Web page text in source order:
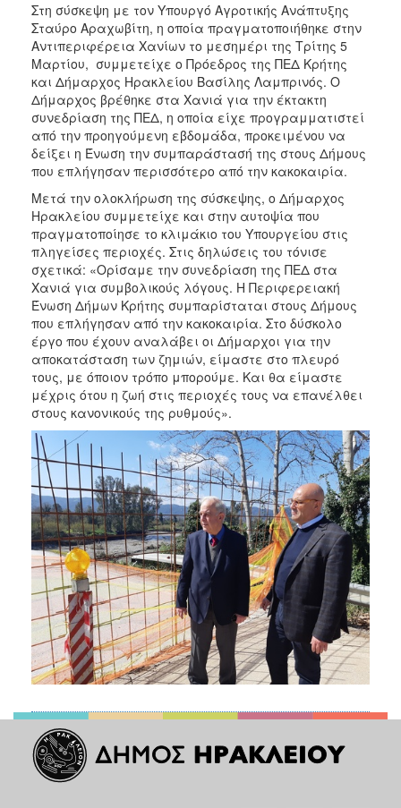
Στη σύσκεψη με τον Υπουργό Αγροτικής Ανάπτυξης
Σταύρο Αραχωβίτη, η οποία πραγματοποιήθηκε στην
Αντιπεριφέρεια Χανίων το μεσημέρι της Τρίτης 5
Μαρτίου, συμμετείχε ο Πρόεδρος της ΠΕΔ Κρήτης
και Δήμαρχος Ηρακλείου Βασίλης Λαμπρινός. Ο
Δήμαρχος βρέθηκε στα Χανιά για την έκτακτη
συνεδρίαση της ΠΕΔ, η οποία είχε προγραμματιστεί
από την προηγούμενη εβδομάδα, προκειμένου να
δείξει η Ένωση την συμπαράστασή της στους Δήμους
που επλήγησαν περισσότερο από την κακοκαιρία.
Μετά την ολοκλήρωση της σύσκεψης, ο Δήμαρχος
Ηρακλείου συμμετείχε και στην αυτοψία που
πραγματοποίησε το κλιμάκιο του Υπουργείου στις
πληγείσες περιοχές. Στις δηλώσεις του τόνισε
σχετικά: «Ορίσαμε την συνεδρίαση της ΠΕΔ στα
Χανιά για συμβολικούς λόγους. Η Περιφερειακή
Ένωση Δήμων Κρήτης συμπαρίσταται στους Δήμους
που επλήγησαν από την κακοκαιρία. Στο δύσκολο
έργο που έχουν αναλάβει οι Δήμαρχοι για την
αποκατάσταση των ζημιών, είμαστε στο πλευρό
τους, με όποιον τρόπο μπορούμε. Και θα είμαστε
μέχρις ότου η ζωή στις περιοχές τους να επανέλθει
στους κανονικούς της ρυθμούς».